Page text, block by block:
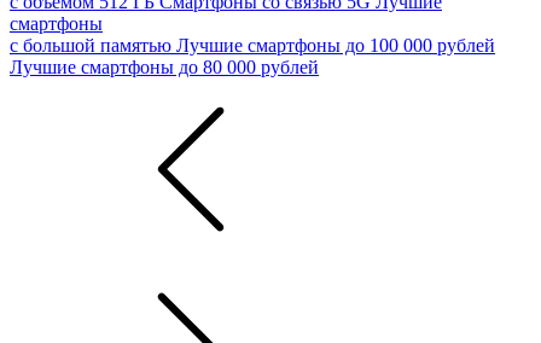
смартфоны
с большой памятью Лучшие смартфоны до 100 000 рублей
Лучшие смартфоны до 80 000 рублей